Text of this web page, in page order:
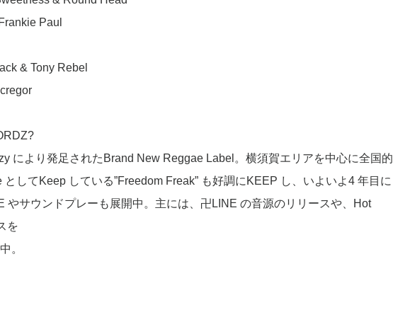
Paul
& Tony Rebel
により発足されたBrand New Reggae Label。横須賀エリアを中心に全国的
してKeep している”Freedom Freak” も好調にKEEP し、いよいよ4 年目に
やサウンドプレーも展開中。主には、卍LINE の音源のリリースや、Hot
を
。